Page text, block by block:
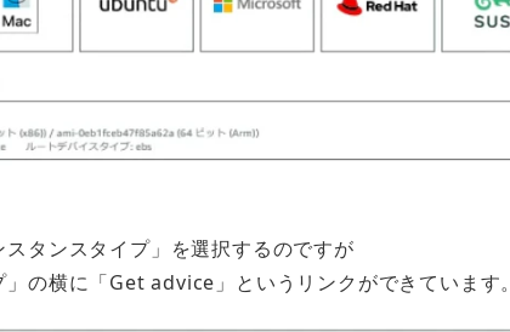
タンスタイプ」を選択するのですが
」の横に「Get advice」というリンクができています。